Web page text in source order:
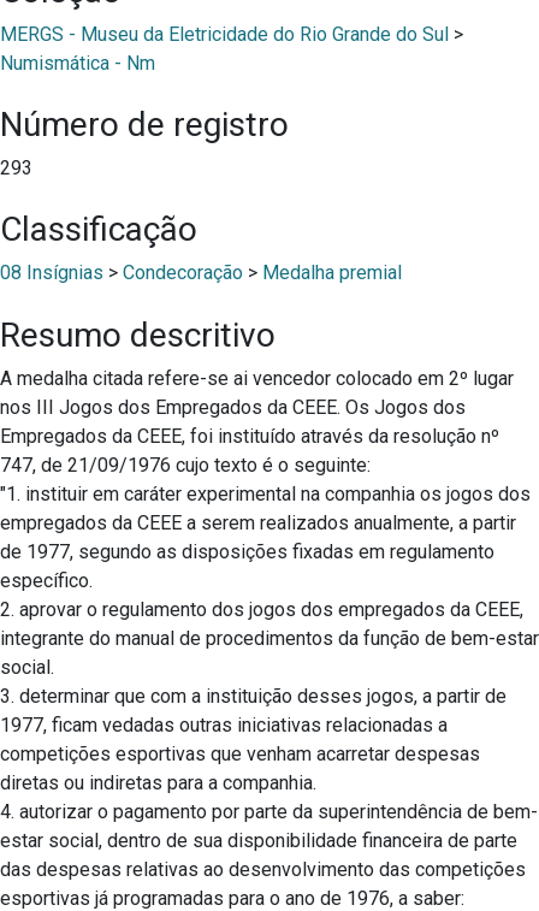
MERGS - Museu da Eletricidade do Rio Grande do Sul >
Numismática - Nm
Número de registro
293
Classificação
08 Insígnias > Condecoração > Medalha premial
Resumo descritivo
A medalha citada refere-se ai vencedor colocado em 2º lugar
nos III Jogos dos Empregados da CEEE. Os Jogos dos
Empregados da CEEE, foi instituído através da resolução nº
747, de 21/09/1976 cujo texto é o seguinte:
"1. instituir em caráter experimental na companhia os jogos dos
empregados da CEEE a serem realizados anualmente, a partir
de 1977, segundo as disposições fixadas em regulamento
específico.
2. aprovar o regulamento dos jogos dos empregados da CEEE,
integrante do manual de procedimentos da função de bem-estar
social.
3. determinar que com a instituição desses jogos, a partir de
1977, ficam vedadas outras iniciativas relacionadas a
competições esportivas que venham acarretar despesas
diretas ou indiretas para a companhia.
4. autorizar o pagamento por parte da superintendência de bem-
estar social, dentro de sua disponibilidade financeira de parte
das despesas relativas ao desenvolvimento das competições
esportivas já programadas para o ano de 1976, a saber: